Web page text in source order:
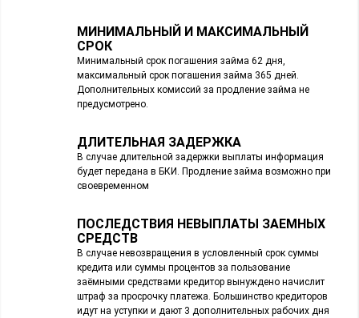
МИНИМАЛЬНЫЙ И МАКСИМАЛЬНЫЙ
СРОК
Минимальный срок погашения займа 62 дня,
максимальный срок погашения займа 365 дней.
Дополнительных комиссий за продление займа не
предусмотрено.
ДЛИТЕЛЬНАЯ ЗАДЕРЖКА
В случае длительной задержки выплаты информация
будет передана в БКИ. Продление займа возможно при
своевременном
ПОСЛЕДСТВИЯ НЕВЫПЛАТЫ ЗАЕМНЫХ
СРЕДСТВ
В случае невозвращения в условленный срок суммы
кредита или суммы процентов за пользование
заёмными средствами кредитор вынуждено начислит
штраф за просрочку платежа. Большинство кредиторов
идут на уступки и дают 3 дополнительных рабочих дня